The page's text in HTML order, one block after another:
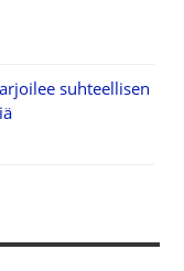
suhteellisen